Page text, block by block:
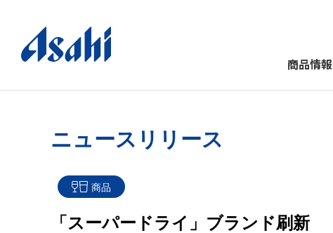
商品情報
ニュースリリース
商品
「スーパードライ」ブランド刷新